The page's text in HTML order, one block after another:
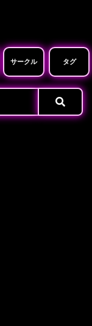
サークル タグ